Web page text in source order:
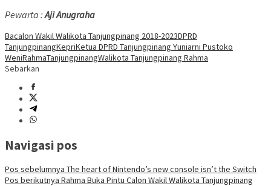
Pewarta :Aji Anugraha
Bacalon Wakil Walikota Tanjungpinang 2018-2023DPRD
TanjungpinangKepriKetua DPRD Tanjungpinang Yuniarni Pustoko
WeniRahmaTanjungpinangWalikota Tanjungpinang Rahma
Sebarkan
Navigasi pos
Pos sebelumnya The heart of Nintendo’s new console isn’t the Switch
Pos berikutnya Rahma Buka Pintu Calon Wakil Walikota Tanjungpinang